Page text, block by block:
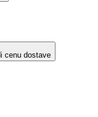
cenu dostave